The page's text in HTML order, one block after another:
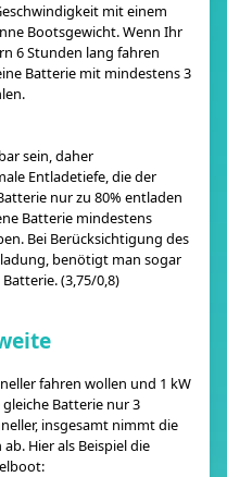
mit einem
Bootsgewicht. Wenn Ihr
6 Stunden lang fahren
Batterie mit mindestens 3
sein, daher
Entladetiefe, die der
nur zu 80% entladen
Batterie mindestens
Bei Berücksichtigung des
benötigt man sogar
(3,75/0,8)
fahren wollen und 1 kW
Batterie nur 3
insgesamt nimmt die
Hier als Beispiel die